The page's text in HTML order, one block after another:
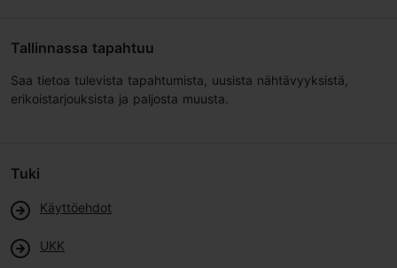
Tallinnassa tapahtuu
Saa tietoa tulevista tapahtumista, uusista nähtävyyksistä,
erikoistarjouksista ja paljosta muusta.
Tuki
Käyttöehdot
UKK